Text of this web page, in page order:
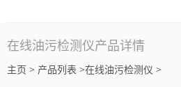
仪器
应用实例
在线油污检测仪产品详情
主页 > 产品列表 >在线油污检测仪 >